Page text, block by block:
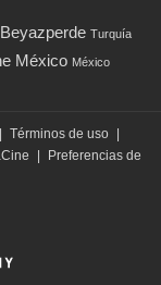
Beyazperde Turquía
México México
| Términos de uso |
|
Preferencias de